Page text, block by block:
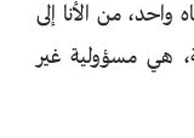
واحد، من الأنا إلى
هي مسؤولية غير